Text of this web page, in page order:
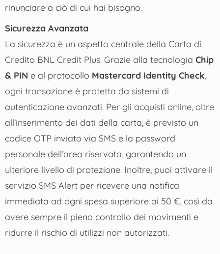
rinunciare a ciò di cui hai bisogno.
Sicurezza Avanzata
La sicurezza è un aspetto centrale della Carta di
Credito BNL Credit Plus. Grazie alla tecnologia Chip
& PIN e al protocollo Mastercard Identity Check,
ogni transazione è protetta da sistemi di
autenticazione avanzati. Per gli acquisti online, oltre
all’inserimento dei dati della carta, è previsto un
codice OTP inviato via SMS e la password
personale dell’area riservata, garantendo un
ulteriore livello di protezione. Inoltre, puoi attivare il
servizio SMS Alert per ricevere una notifica
immediata ad ogni spesa superiore ai 50 €, così da
avere sempre il pieno controllo dei movimenti e
ridurre il rischio di utilizzi non autorizzati.